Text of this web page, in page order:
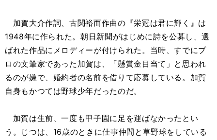
加賀大介作詞、古関裕而作曲の『栄冠は君に輝く』は
1948年に作られた。朝日新聞がはじめに詩を公募し、選
ばれた作品にメロディーが付けられた。当時、すでにプ
ロの文筆家であった加賀は、「懸賞金目当て」と思われ
るのが嫌で、婚約者の名前を借りて応募している。加賀
自身もかつては野球少年だったのだ。
加賀は生前、一度も甲子園に足を運ばなかったとい
う。じつは、16歳のときに仕事仲間と草野球をしている